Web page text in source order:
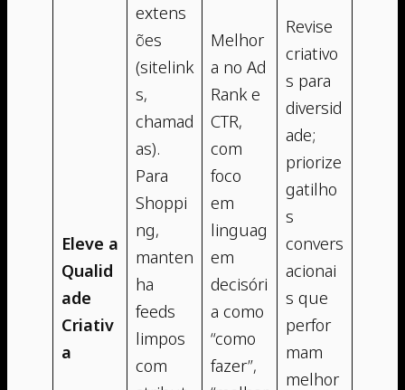
Eleve a
Qualid
ade
Criativ
a
extens
ões
(sitelink
s,
chamad
as).
Para
Shoppi
ng,
manten
ha
feeds
limpos
com
Melhor
a no Ad
Rank e
CTR,
com
foco
em
linguag
em
decisóri
a como
“como
fazer”,
Revise
criativo
s para
diversid
ade;
priorize
gatilho
s
convers
acionai
s que
perfor
mam
melhor